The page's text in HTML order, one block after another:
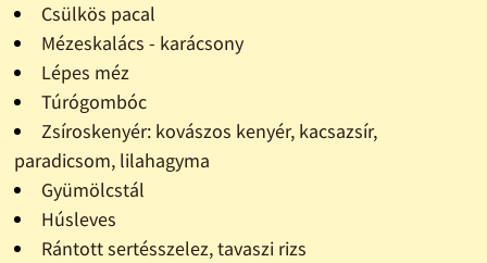
Csülkös pacal
Mézeskalács - karácsony
Lépes méz
Túrógombóc
Zsíroskenyér: kovászos kenyér, kacsazsír,
paradicsom, lilahagyma
Gyümölcstál
Húsleves
Rántott sertésszelez, tavaszi rizs